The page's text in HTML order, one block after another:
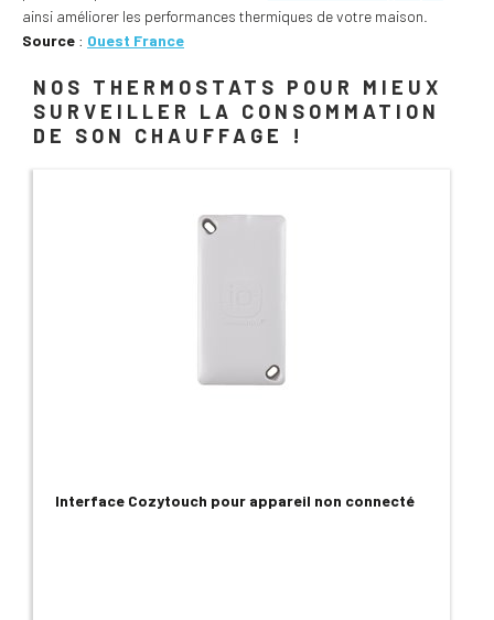
ainsi améliorer les performances thermiques de votre maison.
Source : Ouest France
NOS THERMOSTATS POUR MIEUX
SURVEILLER LA CONSOMMATION
DE SON CHAUFFAGE !
Interface Cozytouch pour appareil non connecté